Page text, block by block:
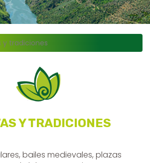
y tradiciones
Y TRADICIONES
bailes medievales, plazas